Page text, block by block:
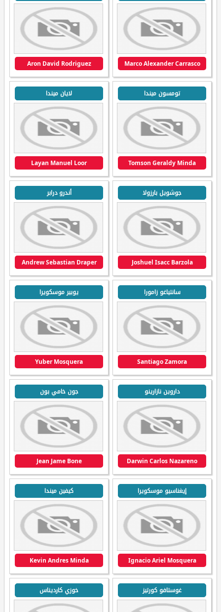
Marco Alexander Carrasco
Aron David Rodriguez
تومسون ميندا
Tomson Geraldy Minda
لايان ميندا
Layan Manuel Loor
جوشويل بارزولا
Joshuel Isacc Barzola
أندرو درابر
Andrew Sebastian Draper
سانتياغو زامورا
Santiago Zamora
يوبير موسكويرا
Yuber Mosquera
داروين نازارينو
Darwin Carlos Nazareno
جون خامي بون
Jean Jame Bone
إيغناسيو موسكويرا
Ignacio Ariel Mosquera
كيفين ميندا
Kevin Andres Minda
غوستافو كورتيز خوزي كارديناس